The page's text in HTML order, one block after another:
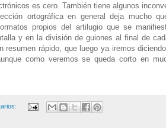
es cero. También tiene algunos
ortográfica en general deja mucho
propios del artilugio que se
y en la división de guiones al final de
resumen rápido, que luego ya iremos
como veremos se queda corto en